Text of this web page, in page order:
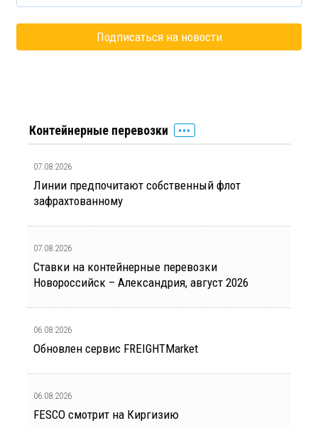
Контейнерные перевозки
07.08.2026
Линии предпочитают собственный флот
зафрахтованному
07.08.2026
Ставки на контейнерные перевозки
Новороссийск – Александрия, август 2026
06.08.2026
Обновлен сервис FREIGHTMarket
06.08.2026
FESCO смотрит на Киргизию